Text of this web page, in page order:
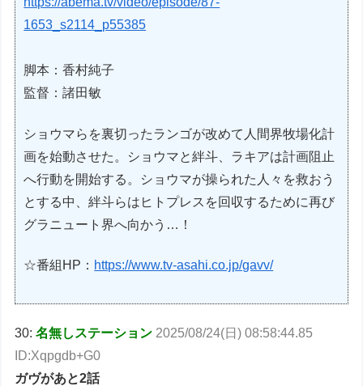
1653_s2114_p55385
脚本：香村純子
監督：諸田敏
ショウマらを裏切ったランゴが改めて人間界牧場化計
画を始動させた。ショウマと絆斗、ラキアは計画阻止
へ行動を開始する。ショウマが操られた人々を救おう
とする中、絆斗らはヒトプレスを回収するために再び
グラニュート界へ向かう…！
☆番組HP： https://www.tv-asahi.co.jp/gavv/
30:名無しステーション 2025/08/24(日) 08:58:44.85
ID:Xqpgdb+G0
ガヴがあと2話